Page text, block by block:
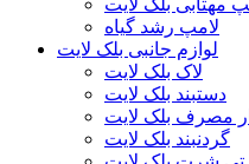
لامپ رشد گیاه
لوازم جانبی بلک لایت
لاک بلک لایت
دستبند بلک لایت
مصرف بلک لایت
گردنبند بلک لایت